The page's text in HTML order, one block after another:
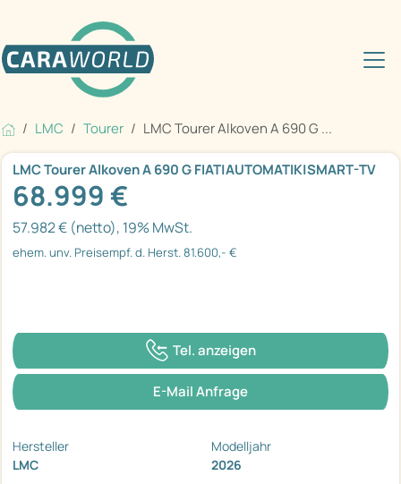
LMC Tourer LMC Tourer Alkoven A 690 G ...
LMC Tourer Alkoven A 690 G FIAT|AUTOMATIK|SMART-TV
68.999 €
57.982 € (netto), 19% MwSt.
ehem. unv. Preisempf. d. Herst. 81.600,- €
Tel. anzeigen
E-Mail Anfrage
Hersteller
LMC
Modelljahr
2026